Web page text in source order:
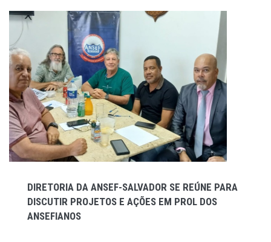
DIRETORIA DA ANSEF-SALVADOR SE REÚNE PARA
DISCUTIR PROJETOS E AÇÕES EM PROL DOS
ANSEFIANOS